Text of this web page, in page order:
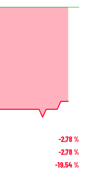
-2,78%
-2,78%
-19,54%